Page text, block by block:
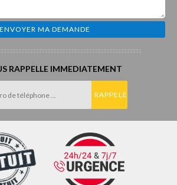
RAPPELLE IMMEDIATEMENT